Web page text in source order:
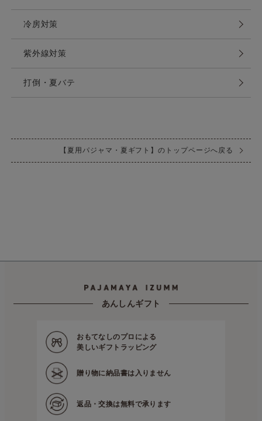
冷房対策
紫外線対策
打倒・夏バテ
【夏用パジャマ・夏ギフト】のトップページへ戻る
あんしんギフト
おもてなしのプロによる
美しいギフトラッピング
贈り物に納品書は入りません
返品・交換は無料で承ります